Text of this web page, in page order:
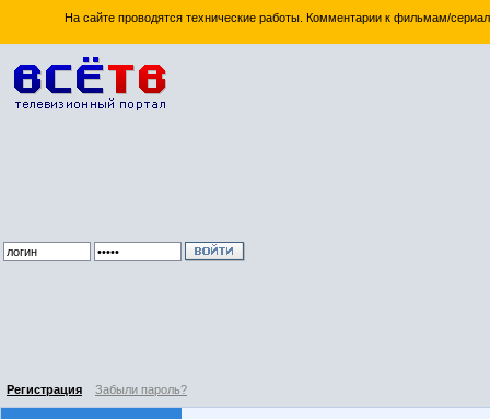
На сайте проводятся технические работы. Комментарии к фильмам/
Регистрация Забыли пароль?